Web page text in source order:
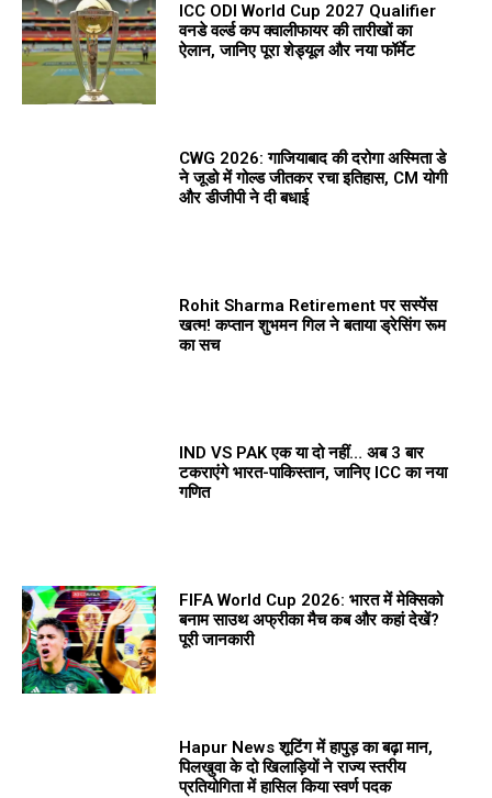
ICC ODI World Cup 2027 Qualifier
वनडे वर्ल्ड कप क्वालीफायर की तारीखों का
ऐलान, जानिए पूरा शेड्यूल और नया फॉर्मेट
CWG 2026: गाजियाबाद की दरोगा अस्मिता डे
ने जूडो में गोल्ड जीतकर रचा इतिहास, CM योगी
और डीजीपी ने दी बधाई
Rohit Sharma Retirement पर सस्पेंस
खत्म! कप्तान शुभमन गिल ने बताया ड्रेसिंग रूम
का सच
IND VS PAK एक या दो नहीं… अब 3 बार
टकराएंगे भारत-पाकिस्तान, जानिए ICC का नया
गणित
FIFA World Cup 2026: भारत में मेक्सिको
बनाम साउथ अफ्रीका मैच कब और कहां देखें?
पूरी जानकारी
Hapur News शूटिंग में हापुड़ का बढ़ा मान,
पिलखुवा के दो खिलाड़ियों ने राज्य स्तरीय
प्रतियोगिता में हासिल किया स्वर्ण पदक